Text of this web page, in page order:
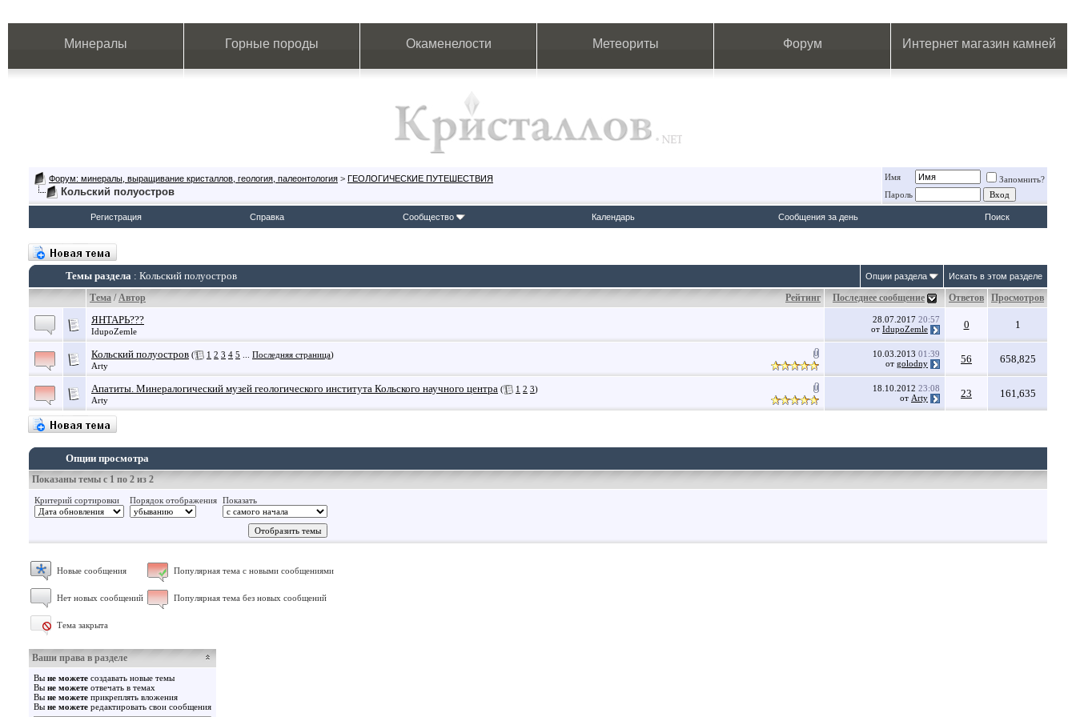
Минералы Горные породы Окаменелости Метеориты Форум Интернет магазин камней
Форум: минералы, выращивание кристаллов, геология, палеонтология > ГЕОЛОГИЧЕСКИЕ ПУТЕШЕСТВИЯ
Кольский полуостров
Имя
Запомнить?
Пароль
Регистрация Справка Сообщество Календарь Сообщения за день Поиск
Темы раздела : Кольский полуостров Опции раздела Искать в этом разделе
Рейтинг
Тема /Автор Последнее сообщение Ответов Просмотров
ЯНТАРЬ???
IdupoZemle
28.07.2017 20:57
от IdupoZemle 0 1
Кольский полуостров ( 1 2 3 4 5 Последняя страница)
Arty
10.03.2013 01:39
от golodny 56 658,825
Апатиты. Минералогический музей геологического института Кольского научного центра ( 1 2 3)
Arty
18.10.2012 23:08
от Arty 23 161,635
Опции просмотра
Показаны темы с 1 по 2 из 2
Критерий сортировки Порядок отображения Показать
Новые сообщения Популярная тема с новыми сообщениями
Нет новых сообщений Популярная тема без новых сообщений
Тема закрыта
Ваши права в разделе
Вы не можете создавать новые темы
Вы не можете отвечать в темах
Вы не можете прикреплять вложения
Вы не можете редактировать свои сообщения